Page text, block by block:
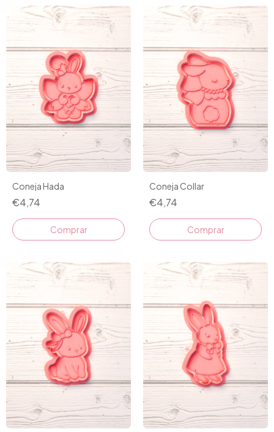
Coneja Hada
€4,74
Comprar
Coneja Collar
€4,74
Comprar